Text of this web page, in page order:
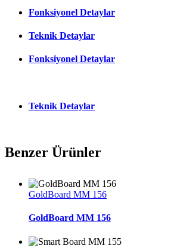
Fonksiyonel Detaylar
Teknik Detaylar
Fonksiyonel Detaylar
Teknik Detaylar
Benzer Ürünler
GoldBoard MM 156
GoldBoard MM 156